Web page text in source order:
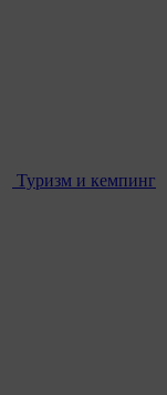
Туризм и кемпинг